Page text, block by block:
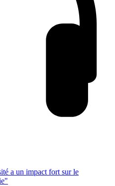
a un impact fort sur le